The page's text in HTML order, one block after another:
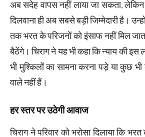
अब सदेह वापस नहीं लाया जा सकता, लेकिन
दिलवाना ही अब सबसे बड़ी जिम्मेदारी है।
तक भरत के परिजनों को इंसाफ नहीं मिल
बैठेंगे। चिराग ने यह भी कहा कि न्याय की इस
भी मुश्किलों का सामना करना पड़े या कुछ
वाले नहीं हैं।
हर स्तर पर उठेगी आवाज
चिराग ने परिवार को भरोसा दिलाया कि